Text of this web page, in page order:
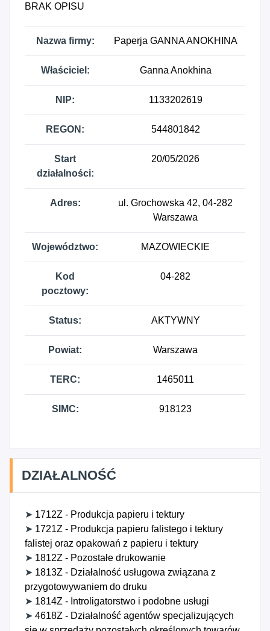
BRAK OPISU
Nazwa firmy: Paperja GANNA ANOKHINA
Właściciel: Ganna Anokhina
NIP: 1133202619
REGON: 544801842
Start
działalności:
20/05/2026
Adres:
ul. Grochowska 42, 04-282
Warszawa
Województwo: MAZOWIECKIE
Kod
pocztowy:
04-282
Status: AKTYWNY
Powiat: Warszawa
TERC: 1465011
SIMC: 918123
DZIAŁALNOŚĆ
➤ 1712Z - Produkcja papieru i tektury
➤ 1721Z - Produkcja papieru falistego i tektury
falistej oraz opakowań z papieru i tektury
➤ 1812Z - Pozostałe drukowanie
➤ 1813Z - Działalność usługowa związana z
przygotowywaniem do druku
➤ 1814Z - Introligatorstwo i podobne usługi
➤ 4618Z - Działalność agentów specjalizujących